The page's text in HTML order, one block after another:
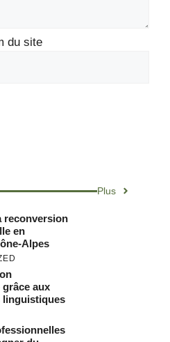
du site
Plus
reconversion
en
Alpes
aux
linguistiques